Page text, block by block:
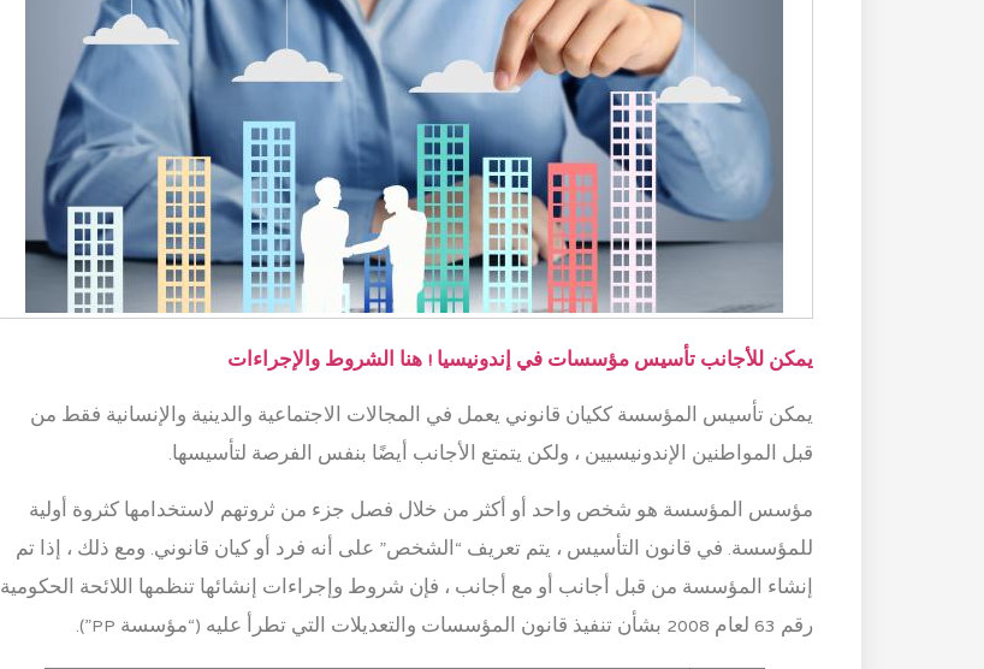
يمكن للأجانب تأسيس مؤسسات في إندونيسيا ! هنا الشروط والإجراءات
يمكن تأسيس المؤسسة ككيان قانوني يعمل في المجالات الاجتماعية والدينية والإنسانية فقط من
قبل المواطنين الإندونيسيين ، ولكن يتمتع الأجانب أيضًا بنفس الفرصة لتأسيسها.
مؤسس المؤسسة هو شخص واحد أو أكثر من خلال فصل جزء من ثروتهم لاستخدامها كثروة أولية
للمؤسسة. في قانون التأسيس ، يتم تعريف “الشخص” على أنه فرد أو كيان قانوني. ومع ذلك ، إذا تم
إنشاء المؤسسة من قبل أجانب أو مع أجانب ، فإن شروط وإجراءات إنشائها تنظمها اللائحة الحكومية
رقم 63 لعام 2008 بشأن تنفيذ قانون المؤسسات والتعديلات التي تطرأ عليه (“مؤسسة PP”).